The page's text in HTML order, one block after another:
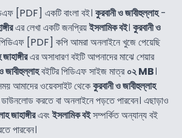
[PDF] একটি বাংলা বই। কুরবানী ও জাবীহুল্লাহ-
এর লেখা একটি জনপ্রিয়ইসলামিক বই। কুরবানী ও
[PDF] কপি আমরা অনলাইনে খুজে পেয়েছি
এর অসাধারণ বইটি আপনাদের মাঝে শেয়ার
জাবীহুল্লাহবইটির পিডিএফ সাইজ মাত্র০২ MB।
আমাদের ওয়েবসাইট থেকেকুরবানী ও জাবীহুল্লাহ
করতে বা অনলাইনে পড়তে পারবেন। এছাড়াও
জাহাঙ্গীরএবংইসলামিক বইসম্পর্কিত অন্যান্য বই
পারবেন।